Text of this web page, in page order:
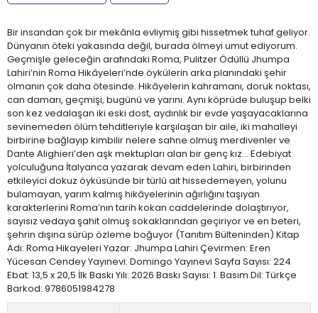
Bir insandan çok bir mekânla evliymiş gibi hissetmek tuhaf geliyor.
Dünyanın öteki yakasında değil, burada ölmeyi umut ediyorum.
Geçmişle geleceğin arafındaki Roma, Pulitzer Ödüllü Jhumpa
Lahiri’nin Roma Hikâyeleri’nde öykülerin arka planındaki şehir
olmanın çok daha ötesinde. Hikâyelerin kahramanı, doruk noktası,
can damarı, geçmişi, bugünü ve yarını. Aynı köprüde buluşup belki
son kez vedalaşan iki eski dost, aydınlık bir evde yaşayacaklarına
sevinemeden ölüm tehditleriyle karşılaşan bir aile, iki mahalleyi
birbirine bağlayıp kimbilir nelere sahne olmuş merdivenler ve
Dante Alighieri’den aşk mektupları alan bir genç kız… Edebiyat
yolculuğuna İtalyanca yazarak devam eden Lahiri, birbirinden
etkileyici dokuz öyküsünde bir türlü ait hissedemeyen, yolunu
bulamayan, yarım kalmış hikâyelerinin ağırlığını taşıyan
karakterlerini Roma’nın tarih kokan caddelerinde dolaştırıyor,
sayısız vedaya şahit olmuş sokaklarından geçiriyor ve en beteri,
şehrin dışına sürüp özleme boğuyor (Tanıtım Bülteninden) Kitap
Adı: Roma Hikayeleri Yazar: Jhumpa Lahiri Çevirmen: Eren
Yücesan Cendey Yayınevi: Domingo Yayınevi Sayfa Sayısı: 224
Ebat: 13,5 x 20,5 İlk Baskı Yılı: 2026 Baskı Sayısı: 1. Basım Dil: Türkçe
Barkod: 9786051984278